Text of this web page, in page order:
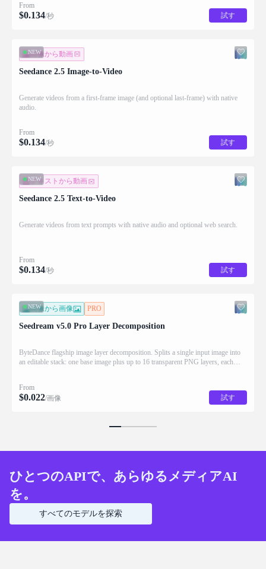
From
$0.134/秒 試す
NEW
画像から動画
Seedance 2.5 Image-to-Video
Generate videos from a first-frame image (and optional last-frame) with native
audio.
From
$0.134/秒 試す
NEW
テキストから動画
Seedance 2.5 Text-to-Video
Generate videos from text prompts with native audio and optional web search.
From
$0.134/秒 試す
NEW
画像から画像 PRO
Seedream v5.0 Pro Layer Decomposition
ByteDance flagship image layer decomposition. Splits a single input image into
an editable stack: one base image plus up to 16 transparent PNG layers, each
From
$0.022/画像 試す
ひとつのAPIで、あらゆるメディアAI
を。
すべてのモデルを探索